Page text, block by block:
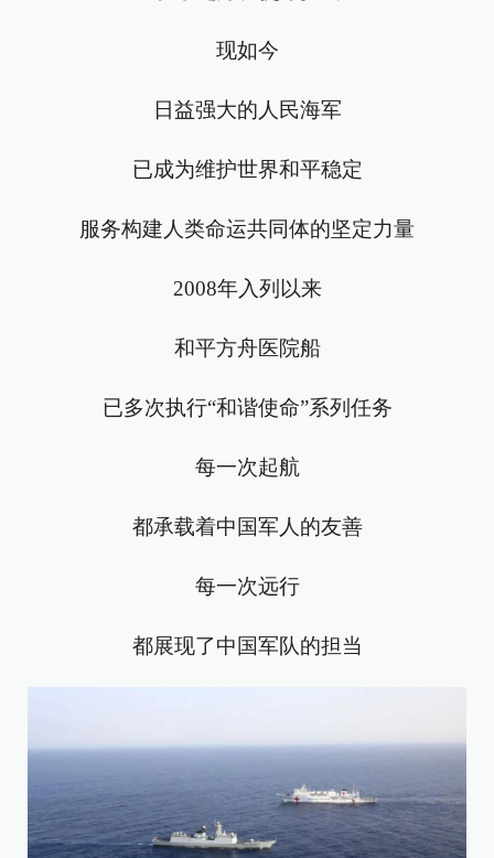
现如今
日益强大的人民海军
已成为维护世界和平稳定
服务构建人类命运共同体的坚定力量
2008年入列以来
和平方舟医院船
已多次执行“和谐使命”系列任务
每一次起航
都承载着中国军人的友善
每一次远行
都展现了中国军队的担当